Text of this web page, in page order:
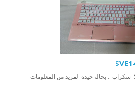
سوني فايو SVE141D11L سكراب .. بحالة جيدة لمزيد من المعلومات